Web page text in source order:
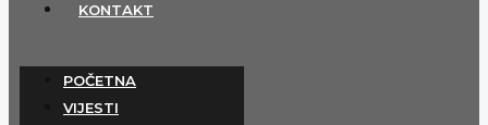
KONTAKT
POČETNA
VIJESTI